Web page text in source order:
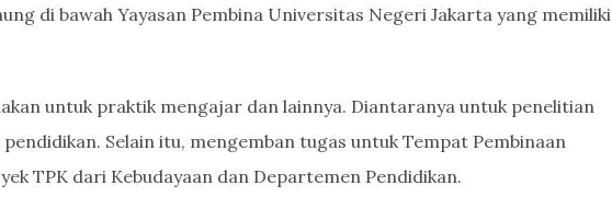
di bawah Yayasan Pembina Universitas Negeri Jakarta yang memiliki
untuk praktik mengajar dan lainnya. Diantaranya untuk penelitian
Selain itu, mengemban tugas untuk Tempat Pembinaan
TPK dari Kebudayaan dan Departemen Pendidikan.